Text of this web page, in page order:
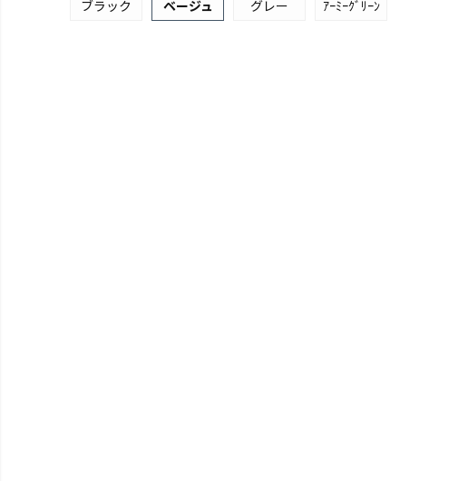
ブラック ベージュ グレー ｱｰﾐｰｸﾞﾘｰﾝ